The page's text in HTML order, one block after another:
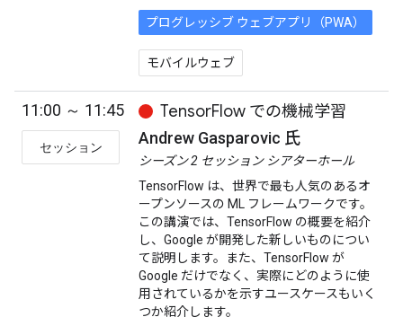
プログレッシブ ウェブアプリ（PWA）
モバイルウェブ
11:00 ～ 11:45
セッション
TensorFlow での機械学習
Andrew Gasparovic 氏
シーズン 2 セッション シアターホール
TensorFlow は、世界で最も人気のあるオ
ープンソースの ML フレームワークです。
この講演では、TensorFlow の概要を紹介
し、Google が開発した新しいものについ
て説明します。また、TensorFlow が
Google だけでなく、実際にどのように使
用されているかを示すユースケースもいく
つか紹介します。